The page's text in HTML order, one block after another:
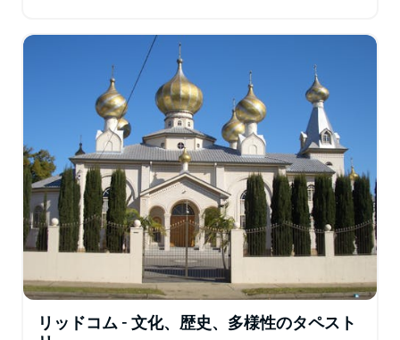
なしが融合し…
リッドコム - 文化、歴史、多様性のタペスト